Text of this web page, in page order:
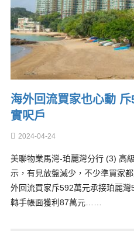
海外回流買家也心動
實呎戶
2024-04-24
美聯物業馬灣-珀麗灣分行 (3) 高
示，有見放盤減少，不少準買家
外回流買家斥592萬元承接珀麗灣
轉手帳面獲利87萬元……